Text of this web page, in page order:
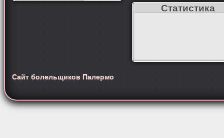
Статистика
Сайт болельщиков Палермо